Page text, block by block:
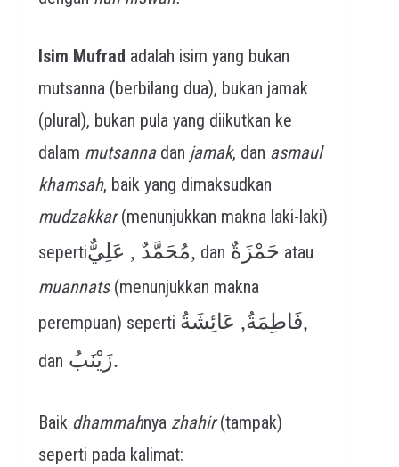
Isim Mufrad adalah isim yang bukan
mutsanna (berbilang dua), bukan jamak
(plural), bukan pula yang diikutkan ke
dalam mutsannadan jamak, dan asmaul
khamsah, baik yang dimaksudkan
mudzakkar(menunjukkan makna laki-laki)
seperti
مُحَمَّدٌ , عَلِيٌّ, dan حَمْزَةٌ atau
muannats (menunjukkan makna
perempuan) seperti
فَاطِمَةُ, عَائِشَةُ,
dan زَيْنَبُ.
Baik dhammahnya zhahir(tampak)
seperti pada kalimat: